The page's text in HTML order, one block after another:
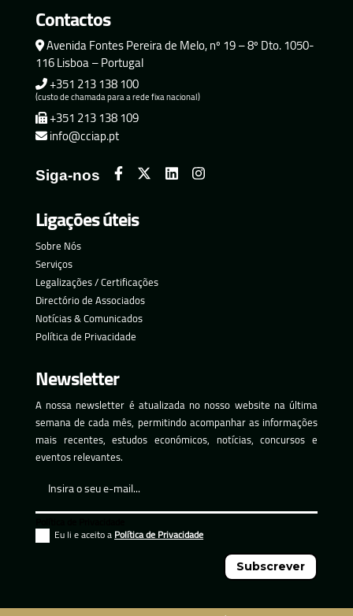
Contactos
Avenida Fontes Pereira de Melo, nº 19 – 8º Dto. 1050-
116 Lisboa – Portugal
+351 213 138 100
(custo de chamada para a rede fixa nacional)
+351 213 138 109
info@cciap.pt
Siga-nos
Ligações úteis
Sobre Nós
Serviços
Legalizações / Certificações
Directório de Associados
Notícias & Comunicados
Política de Privacidade
Newsletter
A nossa newsletter é atualizada no nosso website na última
semana de cada mês, permitindo acompanhar as informações
mais recentes, estudos económicos, notícias, concursos e
eventos relevantes.
Eu li e aceito aPolítica de Privacidade
Subscrever